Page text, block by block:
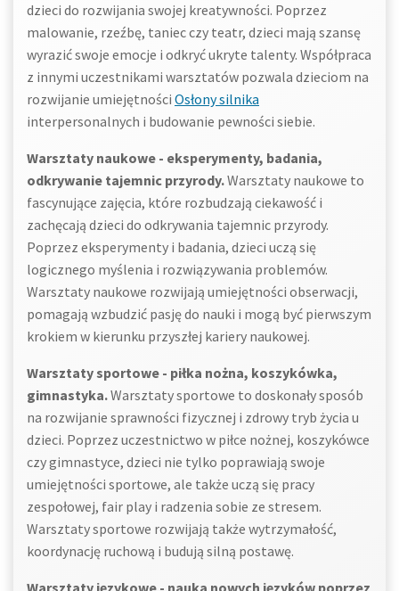
dzieci do rozwijania swojej kreatywności. Poprzez
malowanie, rzeźbę, taniec czy teatr, dzieci mają szansę
wyrazić swoje emocje i odkryć ukryte talenty. Współpraca
z innymi uczestnikami warsztatów pozwala dzieciom na
rozwijanie umiejętności Osłony silnika
interpersonalnych i budowanie pewności siebie.
Warsztaty naukowe - eksperymenty, badania,
odkrywanie tajemnic przyrody.Warsztaty naukowe to
fascynujące zajęcia, które rozbudzają ciekawość i
zachęcają dzieci do odkrywania tajemnic przyrody.
Poprzez eksperymenty i badania, dzieci uczą się
logicznego myślenia i rozwiązywania problemów.
Warsztaty naukowe rozwijają umiejętności obserwacji,
pomagają wzbudzić pasję do nauki i mogą być pierwszym
krokiem w kierunku przyszłej kariery naukowej.
Warsztaty sportowe - piłka nożna, koszykówka,
gimnastyka.Warsztaty sportowe to doskonały sposób
na rozwijanie sprawności fizycznej i zdrowy tryb życia u
dzieci. Poprzez uczestnictwo w piłce nożnej, koszykówce
czy gimnastyce, dzieci nie tylko poprawiają swoje
umiejętności sportowe, ale także uczą się pracy
zespołowej, fair play i radzenia sobie ze stresem.
Warsztaty sportowe rozwijają także wytrzymałość,
koordynację ruchową i budują silną postawę.
Warsztaty językowe - nauka nowych języków poprzez